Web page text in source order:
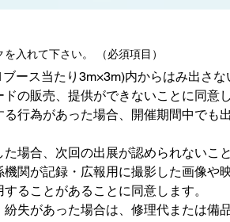
入れて下さい。 （必須項目）
ース当たり3m×3m)内からはみ出さな
の販売、提供ができないことに同意し
る行為があった場合、開催期間中でも
場合、次回の出展が認められないこ
機関が記録・広報用に撮影した画像や
ることがあることに同意します。
失があった場合は、修理代または備